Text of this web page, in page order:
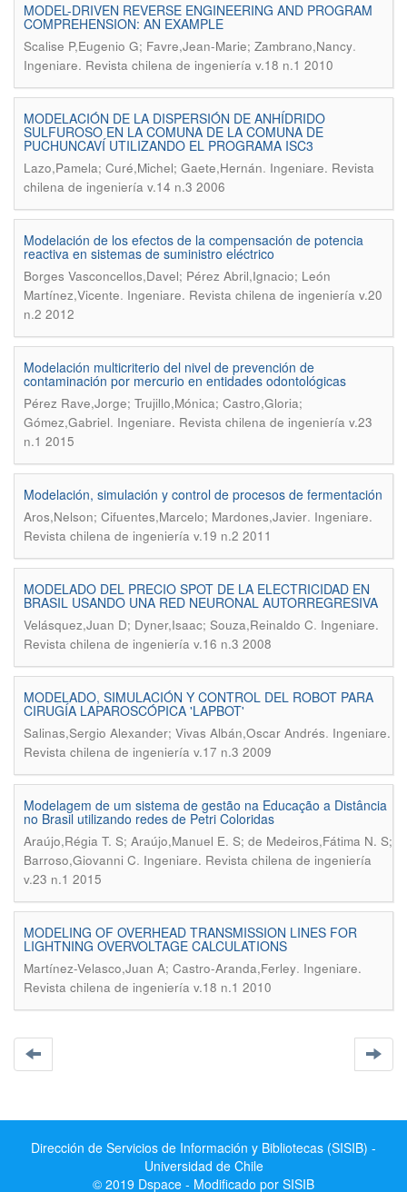
MODEL-DRIVEN REVERSE ENGINEERING AND PROGRAM
COMPREHENSION: AN EXAMPLE
Scalise P,Eugenio G; Favre,Jean-Marie; Zambrano,Nancy.
Ingeniare. Revista chilena de ingeniería v.18 n.1 2010
MODELACIÓN DE LA DISPERSIÓN DE ANHÍDRIDO
SULFUROSO EN LA COMUNA DE LA COMUNA DE
PUCHUNCAVÍ UTILIZANDO EL PROGRAMA ISC3
Lazo,Pamela; Curé,Michel; Gaete,Hernán. Ingeniare. Revista
chilena de ingeniería v.14 n.3 2006
Modelación de los efectos de la compensación de potencia
reactiva en sistemas de suministro eléctrico
Borges Vasconcellos,Davel; Pérez Abril,Ignacio; León
Martínez,Vicente. Ingeniare. Revista chilena de ingeniería v.20
n.2 2012
Modelación multicriterio del nivel de prevención de
contaminación por mercurio en entidades odontológicas
Pérez Rave,Jorge; Trujillo,Mónica; Castro,Gloria;
Gómez,Gabriel. Ingeniare. Revista chilena de ingeniería v.23
n.1 2015
Modelación, simulación y control de procesos de fermentación
Aros,Nelson; Cifuentes,Marcelo; Mardones,Javier. Ingeniare.
Revista chilena de ingeniería v.19 n.2 2011
MODELADO DEL PRECIO SPOT DE LA ELECTRICIDAD EN
BRASIL USANDO UNA RED NEURONAL AUTORREGRESIVA
Velásquez,Juan D; Dyner,Isaac; Souza,Reinaldo C. Ingeniare.
Revista chilena de ingeniería v.16 n.3 2008
MODELADO, SIMULACIÓN Y CONTROL DEL ROBOT PARA
CIRUGÍA LAPAROSCÓPICA 'LAPBOT'
Salinas,Sergio Alexander; Vivas Albán,Oscar Andrés. Ingeniare.
Revista chilena de ingeniería v.17 n.3 2009
Modelagem de um sistema de gestão na Educação a Distância
no Brasil utilizando redes de Petri Coloridas
Araújo,Régia T. S; Araújo,Manuel E. S; de Medeiros,Fátima N. S;
Barroso,Giovanni C. Ingeniare. Revista chilena de ingeniería
v.23 n.1 2015
MODELING OF OVERHEAD TRANSMISSION LINES FOR
LIGHTNING OVERVOLTAGE CALCULATIONS
Martínez-Velasco,Juan A; Castro-Aranda,Ferley. Ingeniare.
Revista chilena de ingeniería v.18 n.1 2010
Dirección de Servicios de Información y Bibliotecas (SISIB) -
Universidad de Chile
© 2019 Dspace - Modificado por SISIB